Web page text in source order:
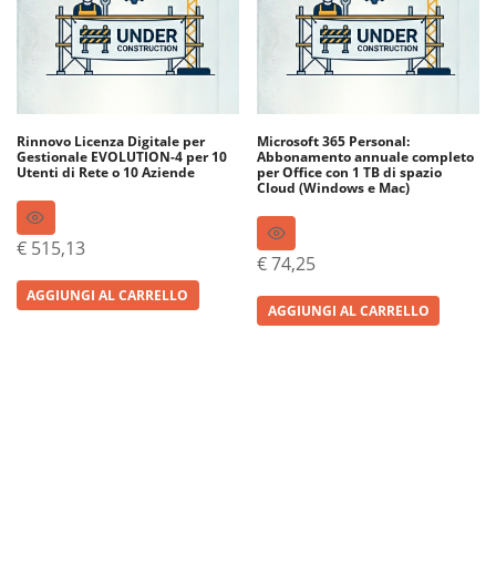
Rinnovo Licenza Digitale per
Gestionale EVOLUTION-4 per 10
Utenti di Rete o 10 Aziende
€ 515,13
AGGIUNGI AL CARRELLO
Microsoft 365 Personal:
Abbonamento annuale completo
per Office con 1 TB di spazio
Cloud (Windows e Mac)
€74,25
AGGIUNGI AL CARRELLO